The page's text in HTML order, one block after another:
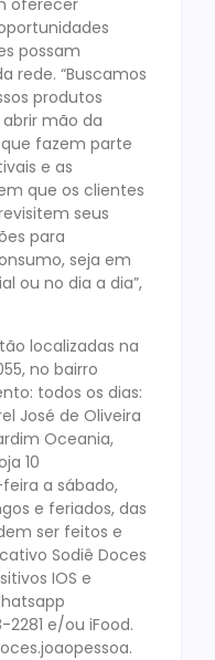
oferecer
possam
rede. “Buscamos
produtos
mão da
fazem parte
e as
que os clientes
seus
para
seja em
ou no dia a dia”,
localizadas na
no bairro
todos os dias:
José de Oliveira
Oceania,
10
a sábado,
e feriados, das
ser feitos e
Sodiê Doces
IOS e
e/ou iFood.